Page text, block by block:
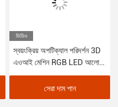
ভিডিও
স্বয়ংক্রিয় অপটিক্যাল পরিদর্শন 3D
এওআই মেশিন RGB LED আলো
1100Kg
সেরা দাম পান